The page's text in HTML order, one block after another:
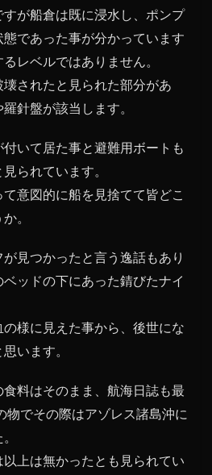
が船倉は既に浸水し、ポンプ
であった事が分かっています
レベルではありません。
されたと見られた部分があ
針盤が該当します。
いて居た事と避難用ボートも
られています。
意図的に船を見捨てて皆どこ
。
見つかったと言う逸話もあり
ッドの下にあった錆びたナイ
様に見えた事から、後世にな
います。
料はそのまま、航海日誌も最
物でその際はアゾレス諸島沖に
上は無かったとも見られてい